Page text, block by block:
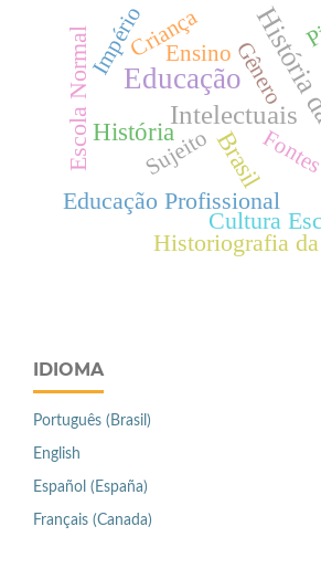
Educação
Intelectuais
História Brasil
Educação Profissional
Cultura
Escola Normal
Historiografia
Império Gênero
Sujeito
Ensino
Criança
IDIOMA
Português (Brasil)
English
Español (España)
Français (Canada)